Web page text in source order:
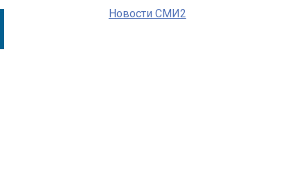
Новости СМИ2